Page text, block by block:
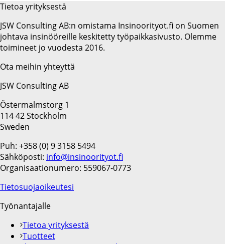
Tietoa yrityksestä
JSW Consulting AB:n omistama Insinoorityot.fi on Suomen
johtava insinööreille keskitetty työpaikkasivusto. Olemme
toimineet jo vuodesta 2016.
Ota meihin yhteyttä
JSW Consulting AB
Östermalmstorg 1
114 42 Stockholm
Sweden
Puh: +358 (0) 9 3158 5494
Sähköposti: info@insinoorityot.fi
Organisaationumero: 559067-0773
Tietosuojaoikeutesi
Työnantajalle
Tietoa yrityksestä
Tuotteet